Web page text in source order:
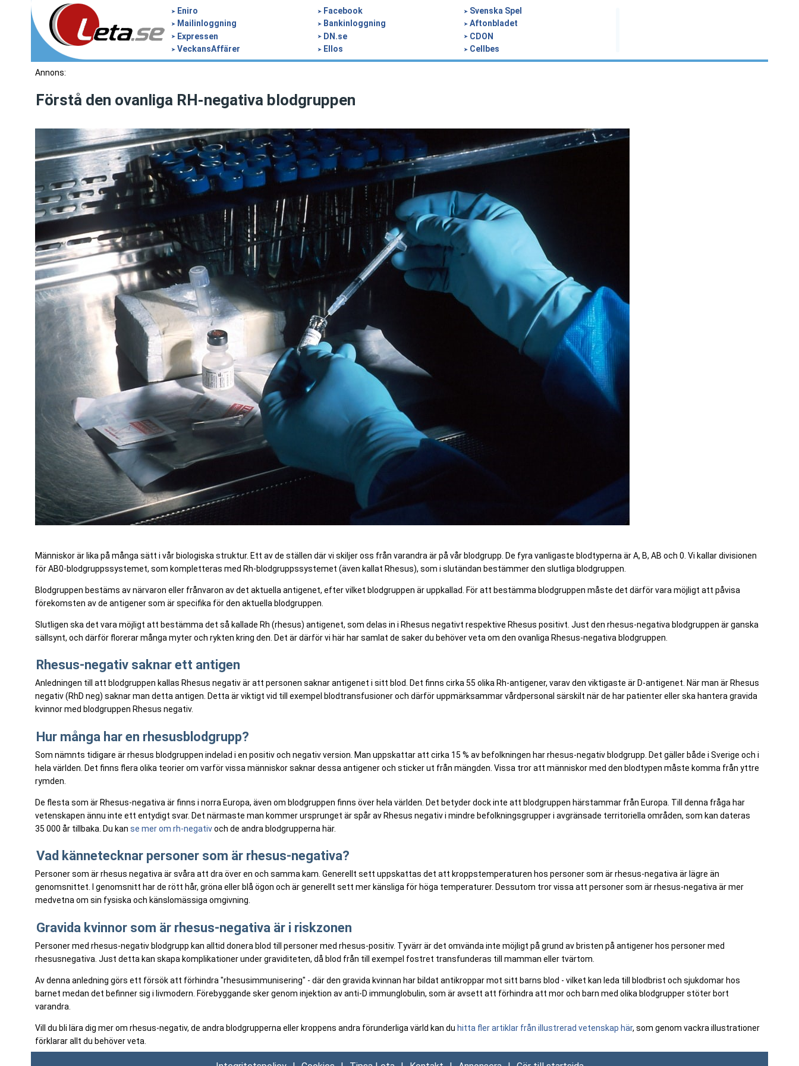
Eniro Facebook
Svenska Spel
Mailinloggning
Bankinloggning
Aftonbladet
Expressen
DN.se
CDON
VeckansAffärer
Ellos Cellbes
Annons:
Förstå den ovanliga RH-negativa blodgruppen
Människor är lika på många sätt i vår biologiska struktur. Ett av de ställen där vi skiljer oss från varandra är på vår blodgrupp. De fyra vanligaste blodtyperna är A, B, AB och 0. Vi kallar divisionen
för AB0-blodgruppssystemet, som kompletteras med Rh-blodgruppssystemet (även kallat Rhesus), som i slutändan bestämmer den slutliga blodgruppen.
Blodgruppen bestäms av närvaron eller frånvaron av det aktuella antigenet, efter vilket blodgruppen är uppkallad. För att bestämma blodgruppen måste det därför vara möjligt att påvisa
förekomsten av de antigener som är specifika för den aktuella blodgruppen.
Slutligen ska det vara möjligt att bestämma det så kallade Rh (rhesus) antigenet, som delas in i Rhesus negativt respektive Rhesus positivt. Just den rhesus-negativa blodgruppen är ganska
sällsynt, och därför florerar många myter och rykten kring den. Det är därför vi här har samlat de saker du behöver veta om den ovanliga Rhesus-negativa blodgruppen.
Rhesus-negativ saknar ett antigen
Anledningen till att blodgruppen kallas Rhesus negativ är att personen saknar antigenet i sitt blod. Det finns cirka 55 olika Rh-antigener, varav den viktigaste är D-antigenet. När man är Rhesus
negativ (RhD neg) saknar man detta antigen. Detta är viktigt vid till exempel blodtransfusioner och därför uppmärksammar vårdpersonal särskilt när de har patienter eller ska hantera gravida
kvinnor med blodgruppen Rhesus negativ.
Hur många har en rhesusblodgrupp?
Som nämnts tidigare är rhesus blodgruppen indelad i en positiv och negativ version. Man uppskattar att cirka 15 % av befolkningen har rhesus-negativ blodgrupp. Det gäller både i Sverige och i
hela världen. Det finns flera olika teorier om varför vissa människor saknar dessa antigener och sticker ut från mängden. Vissa tror att människor med den blodtypen måste komma från yttre
rymden.
De flesta som är Rhesus-negativa är finns i norra Europa, även om blodgruppen finns över hela världen. Det betyder dock inte att blodgruppen härstammar från Europa. Till denna fråga har
vetenskapen ännu inte ett entydigt svar. Det närmaste man kommer ursprunget är spår av Rhesus negativ i mindre befolkningsgrupper i avgränsade territoriella områden, som kan dateras
35 000 år tillbaka. Du kan se mer om rh-negativoch de andra blodgrupperna här.
Vad kännetecknar personer som är rhesus-negativa?
Personer som är rhesus negativa är svåra att dra över en och samma kam. Generellt sett uppskattas det att kroppstemperaturen hos personer som är rhesus-negativa är lägre än
genomsnittet. I genomsnitt har de rött hår, gröna eller blå ögon och är generellt sett mer känsliga för höga temperaturer. Dessutom tror vissa att personer som är rhesus-negativa är mer
medvetna om sin fysiska och känslomässiga omgivning.
Gravida kvinnor som är rhesus-negativa är i riskzonen
Personer med rhesus-negativ blodgrupp kan alltid donera blod till personer med rhesus-positiv. Tyvärr är det omvända inte möjligt på grund av bristen på antigener hos personer med
rhesusnegativa. Just detta kan skapa komplikationer under graviditeten, då blod från till exempel fostret transfunderas till mamman eller tvärtom.
Av denna anledning görs ett försök att förhindra "rhesusimmunisering" - där den gravida kvinnan har bildat antikroppar mot sitt barns blod - vilket kan leda till blodbrist och sjukdomar hos
barnet medan det befinner sig i livmodern. Förebyggande sker genom injektion av anti-D immunglobulin, som är avsett att förhindra att mor och barn med olika blodgrupper stöter bort
varandra.
Vill du bli lära dig mer om rhesus-negativ, de andra blodgrupperna eller kroppens andra förunderliga värld kan du hitta fler artiklar från illustrerad vetenskap här, som genom vackra illustrationer
förklarar allt du behöver veta.